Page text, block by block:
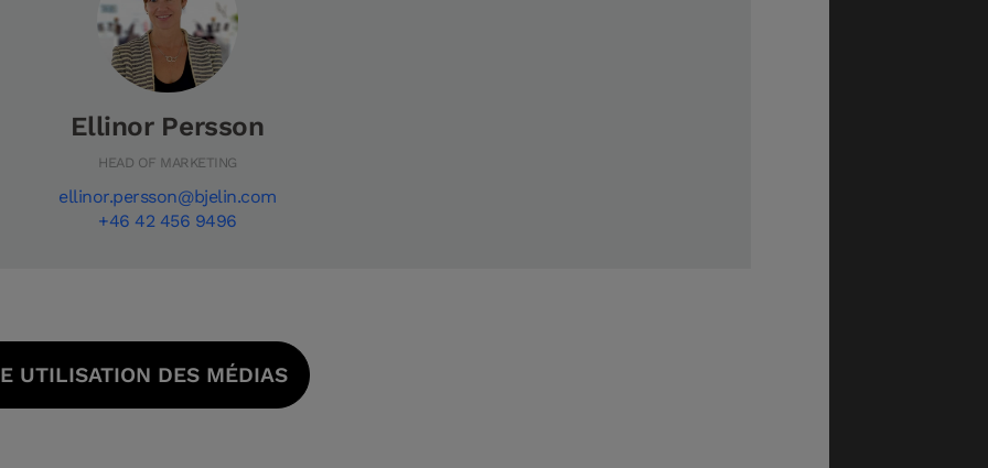
Ellinor Persson
HEAD OF MARKETING
ellinor.persson@bjelin.com
+46 42 456 9496
UTILISATION DES MÉDIAS